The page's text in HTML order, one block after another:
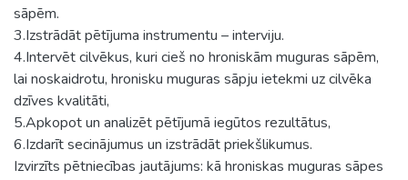
sāpēm.
3.Izstrādāt pētījuma instrumentu – interviju.
4.Intervēt cilvēkus, kuri cieš no hroniskām muguras sāpēm,
lai noskaidrotu, hronisku muguras sāpju ietekmi uz cilvēka
dzīves kvalitāti,
5.Apkopot un analizēt pētījumā iegūtos rezultātus,
6.Izdarīt secinājumus un izstrādāt priekšlikumus.
Izvirzīts pētniecības jautājums: kā hroniskas muguras sāpes